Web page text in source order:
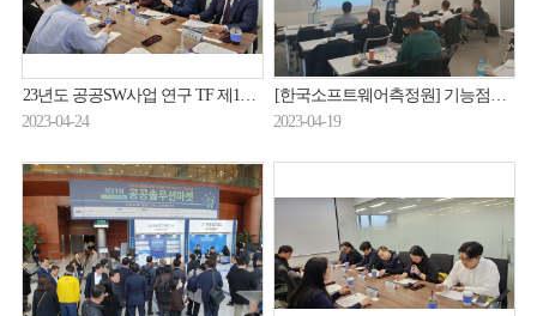
23년도 공공SW사업 연구 TF 제1차 회의 개최(23.04.20.)
2023-04-24
[한국소프트웨어측정원] 기능점수 CPM 기본과정 실시(23.04.19.~23.04.21.)
2023-04-19